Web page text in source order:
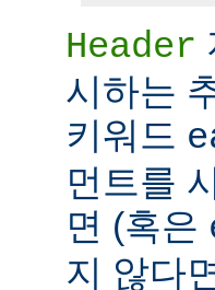
Header
시하는
키워드
먼트를
면 (혹은
지 않다